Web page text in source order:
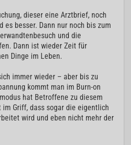
dieser eine Arztbrief, noch
es besser. Dann nur noch bis zum
und die
Dann ist wieder Zeit für
Dinge im Leben.
immer wieder – aber bis zu
kommt man im Burn-on
hat Betroffene zu diesem
Griff, dass sogar die eigentlich
wird und eben nicht mehr der